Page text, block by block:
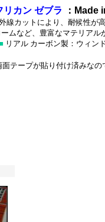
グ_ワゴン_クロー
ス・パシフィカ_ク
ーム製ロ
トリム・
リカン ゼブラ ：Made
カットにより、耐候性が
ムなど、豊富なマテリアル
リアル カーボン製：ウィン
テープが貼り付け済みなの